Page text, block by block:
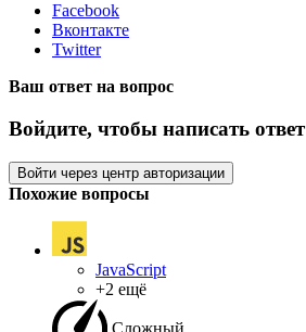
Facebook
Вконтакте
Twitter
Ваш ответ на вопрос
Войдите, чтобы написать ответ
Войти через центр авторизации
Похожие вопросы
JavaScript
+2 ещё
Сложный